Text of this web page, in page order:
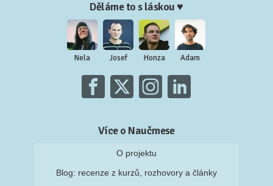
Děláme to s láskou ♥
Nela Josef Honza Adam
Více o Naučmese
O projektu
Blog: recenze z kurzů, rozhovory a články